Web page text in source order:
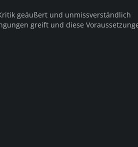
geäußert und unmissverständlich
greift und diese